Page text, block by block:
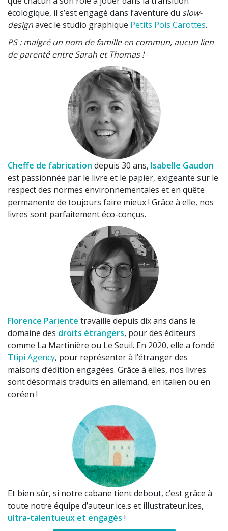
écologique, il s’est engagé dans l’aventure du slow-
designavec le studio graphique Petits Pois Carottes.
PS : malgré un nom de famille en commun, aucun lien
de parenté entre Sarah et Thomas !
Cheffe de fabrication depuis 30 ans, Isabelle Gaudon
est passionnée par le livre et le papier, exigeante sur le
respect des normes environnementales et en quête
permanente de toujours faire mieux ! Grâce à elle, nos
livres sont parfaitement éco-conçus.
Florence Pariente travaille depuis dix ans dans le
domaine des droits étrangers, pour des éditeurs
comme La Martinière ou Le Seuil. En 2020, elle a fondé
Ttipi Agency, pour représenter à l’étranger des
maisons d’édition engagées. Grâce à elles, nos livres
sont désormais traduits en allemand, en italien ou en
coréen !
Et bien sûr, si notre cabane tient debout, c’est grâce à
toute notre équipe d’auteur.ice.s et illustrateur.ices,
ultra-talentueux et engagés !